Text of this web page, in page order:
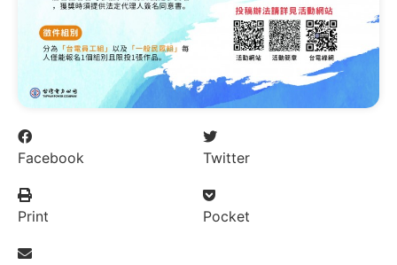
Facebook Twitter
Print Pocket